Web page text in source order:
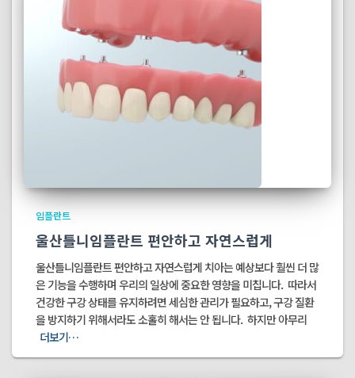
임플란트
울산틀니임플란트 편안하고 자연스럽게
울산틀니임플란트 편안하고 자연스럽게 치아는 예상보다 훨씬 더 많
은 기능을 수행하며 우리의 일상에 중요한 영향을 미칩니다. ​ 따라서
건강한 구강 상태를 유지하려면 세심한 관리가 필요하고, 구강 질환
을 방지하기 위해서라도 소홀히 해서는 안 됩니다. ​ 하지만 아무리
더보기…